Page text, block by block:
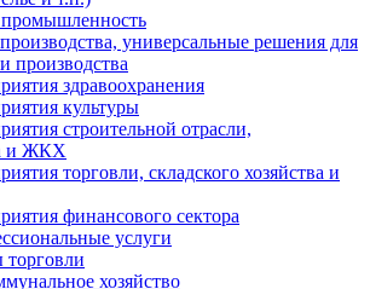
универсальные решения для
производства
здравоохранения
культуры
строительной отрасли,
и ЖКХ
торговли, складского хозяйства и
финансового сектора
услуги
торговли
хозяйство